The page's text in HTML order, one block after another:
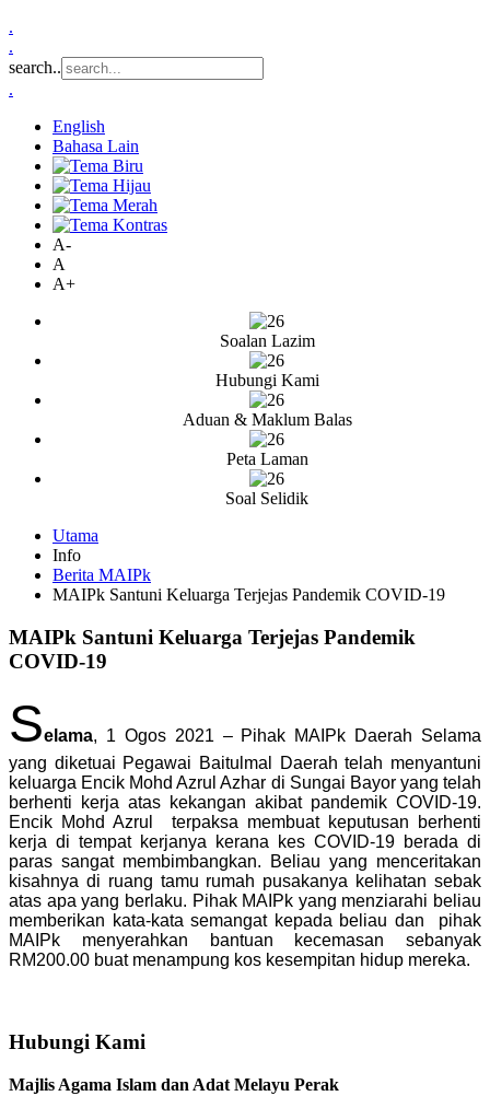
.
.
search..
.
English
Bahasa Lain
A-
A
A+
Soalan Lazim
Hubungi Kami
Aduan & Maklum Balas
Peta Laman
Soal Selidik
Utama
Info
Berita MAIPk
MAIPk Santuni Keluarga Terjejas Pandemik COVID-19
MAIPk Santuni Keluarga Terjejas Pandemik
COVID-19
Selama, 1 Ogos 2021 – Pihak MAIPk Daerah Selama
yang diketuai Pegawai Baitulmal Daerah telah menyantuni
keluarga Encik Mohd Azrul Azhar di Sungai Bayor yang telah
berhenti kerja atas kekangan akibat pandemik COVID-19.
Encik Mohd Azrul terpaksa membuat keputusan berhenti
kerja di tempat kerjanya kerana kes COVID-19 berada di
paras sangat membimbangkan. Beliau yang menceritakan
kisahnya di ruang tamu rumah pusakanya kelihatan sebak
atas apa yang berlaku. Pihak MAIPk yang menziarahi beliau
memberikan kata-kata semangat kepada beliau dan pihak
MAIPk menyerahkan bantuan kecemasan sebanyak
RM200.00 buat menampung kos kesempitan hidup mereka.
Hubungi Kami
Majlis Agama Islam dan Adat Melayu Perak